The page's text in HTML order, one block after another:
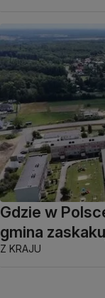
Gdzie w
gmina
Z KRAJU